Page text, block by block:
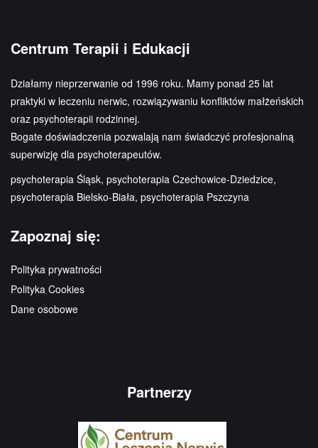
Centrum Terapii i Edukacji
Działamy nieprzerwanie od 1996 roku. Mamy ponad 25 lat
praktyki w leczeniu nerwic, rozwiązywaniu konfliktów małżeńskich
oraz psychoterapii rodzinnej.
Bogate doświadczenia pozwalają nam świadczyć profesjonalną
superwizję dla psychoterapeutów.
psychoterapia Śląsk, psychoterapia Czechowice-Dziedzice,
psychoterapia Bielsko-Biała, psychoterapia Pszczyna
Zapoznaj się:
Polityka prywatności
Polityka Cookies
Dane osobowe
Partnerzy